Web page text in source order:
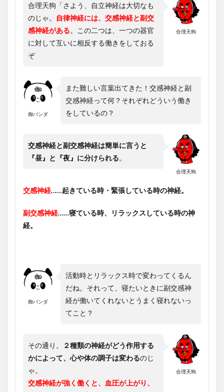
合理天狗
合理天狗「さよう、自立神経は大切なも
のじゃ。
自律神経には、交感神経と副交
感神経がある。この二つは、一つの器官
に対して互いに相反する働きをしておる
ぞ
御パンダ
また難しい言葉出てきた！交感神経と副
交感神経って何？それぞれどういう働き
をしているの？
合理天狗
交感神経と副交感神経は簡単に言うと
『昼』と『夜』に分けられる。
交感神経……起きている時・緊張している時の神経。
副交感神経……寝ている時、リラックスしている時の神
経。
御パンダ
活動時とリラックス時で変わってくるん
だね。それって、寝たいときに副交感神
経が働いてくれないとうまく寝れないっ
てこと？
合理天狗
その通り。
２種類の神経がどう作用する
かによって、心や体の調子は変わるのじ
ゃ。
交感神経が強く働くと、血圧が上がり、